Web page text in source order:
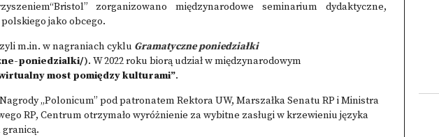
zorganizowano międzynarodowe seminarium dydaktyczne,
jako obcego.
m.in. w nagraniach cyklu Gramatyczne poniedziałki
poniedzialki/). W 2022 roku biorą udział w międzynarodowym
most pomiędzy kulturami”.
„Polonicum” pod patronatem Rektora UW, Marszałka Senatu RP i Ministra
RP, Centrum otrzymało wyróżnienie za wybitne zasługi w krzewieniu języka